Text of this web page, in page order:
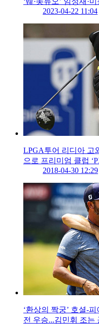
2023-04-22 11:04
LPGA투어 리디아 고
으로 프리미엄 클럽
2018-04-30 12:29
‘환상의 짝궁’ 호셜-
전 우승...김민휘 조는